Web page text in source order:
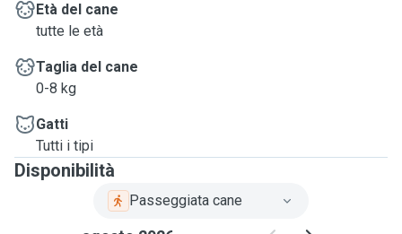
Età del cane
tutte le età
Taglia del cane
0-8 kg
Gatti
Tutti i tipi
Disponibilità
Passeggiata cane